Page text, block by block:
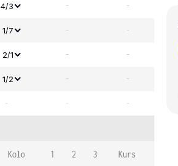
4/3 - -
1/7 - -
2/1 - -
1/2 - -
- - -
Kolo 1 2 3 Kurs